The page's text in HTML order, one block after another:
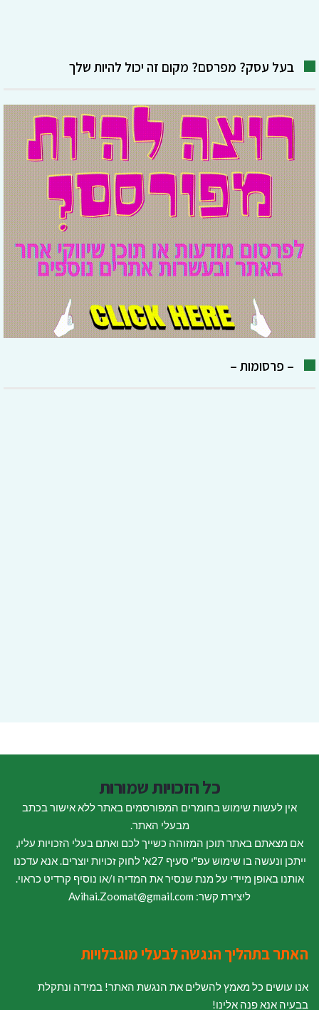
בעל עסק? מפרסם? מקום זה יכול להיות שלך
– פרסומות –
כל הזכויות שמורות
אין לעשות שימוש בחומרים המפורסמים באתר ללא אישור בכתב
מבעלי האתר.
אם מצאתם באתר תוכן המזוהה כשייך לכם ואתם בעלי הזכויות עליו,
ייתכן ונעשה בו שימוש עפ"י סעיף 27א' לחוק זכויות יוצרים. אנא עדכנו
אותנו באופן מיידי על מנת שנסיר את המדיה ו/או נוסיף קרדיט כראוי.
ליצירת קשר: Avihai.Zoomat@gmail.com
האתר בתהליך הנגשה לבעלי מוגבלויות
אנו עושים כל מאמץ להשלים את הנגשת האתר! במידה ונתקלת
בבעיה אנא פנה אלינו!